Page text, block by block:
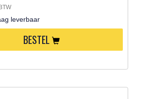
leverbaar
BESTEL